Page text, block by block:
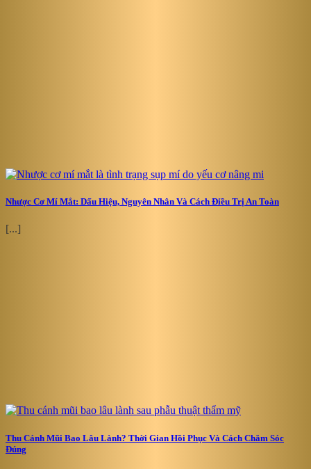
Nhược Cơ Mí Mắt: Dấu Hiệu, Nguyên Nhân Và Cách Điều Trị An Toàn
[...]
Thu Cánh Mũi Bao Lâu Lành? Thời Gian Hồi Phục Và Cách Chăm Sóc
Đúng